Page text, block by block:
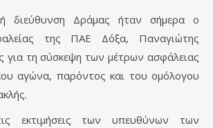
διεύθυνση Δράμας ήταν σήμερα ο
της ΠΑΕ Δόξα, Παναγιώτης
για τη σύσκεψη των μέτρων ασφάλειας
αγώνα, παρόντος και του ομόλογου
εκτιμήσεις των υπευθύνων των